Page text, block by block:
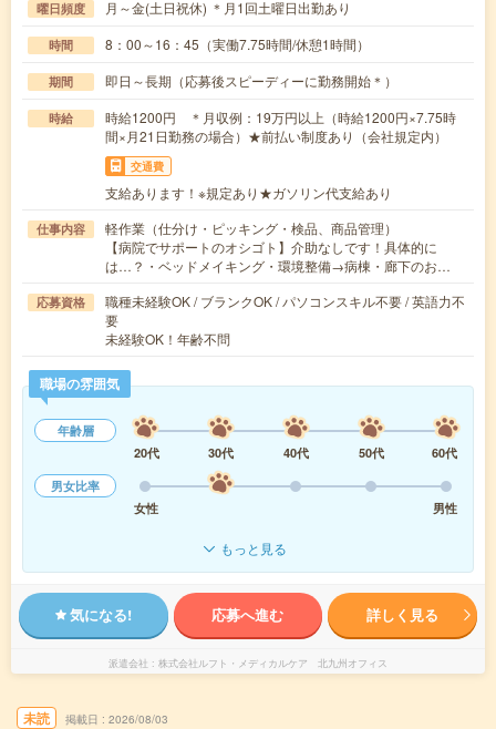
曜日頻度 月～金(土日祝休) ＊月1回土曜日出勤あり
時間 8：00～16：45（実働7.75時間/休憩1時間）
期間 即日～長期（応募後スピーディーに勤務開始＊）
時給
時給1200円 ＊月収例：19万円以上（時給1200円×7.75時
間×月21日勤務の場合）★前払い制度あり（会社規定内）
交通費
支給あります！※規定あり★ガソリン代支給あり
仕事内容
軽作業（仕分け・ピッキング・検品、商品管理）
【病院でサポートのオシゴト】介助なしです！具体的に
は…？・ベッドメイキング・環境整備→病棟・廊下のお…
応募資格
職種未経験OK / ブランクOK / パソコンスキル不要 / 英語力不
要
未経験OK！年齢不問
職場の雰囲気
年齢層
20代
30代 40代 50代
60代
男女比率
女性
男性
もっと見る
気になる! 応募へ進む 詳しく見る
派遣会社 株式会社ルフト・メディカルケア 北九州オフィス
未読 掲載日 2026/08/03